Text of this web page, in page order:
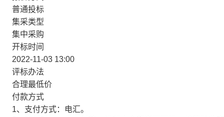
普通投标
集采类型
集中采购
开标时间
2022-11-03 13:00
评标办法
合理最低价
付款方式
1、支付方式：电汇。